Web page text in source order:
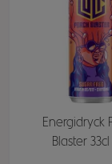
Energidryck
Blaster